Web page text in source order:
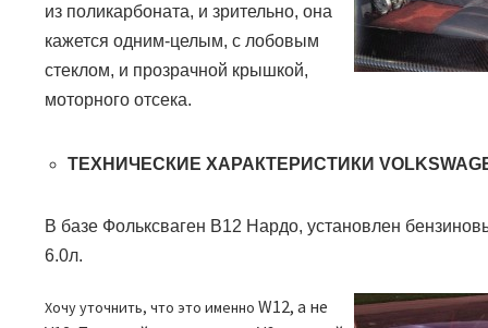
из поликарбоната, и зрительно, она
кажется одним-целым, с лобовым
стеклом, и прозрачной крышкой,
моторного отсека.
ТЕХНИЧЕСКИЕ ХАРАКТЕРИСТИКИ
В базе Фольксваген В12 Нардо, установлен
6.0л.
Хочу уточнить, что это именноW12,а не